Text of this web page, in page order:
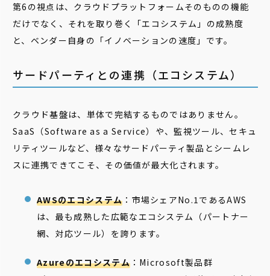
第6の視点は、クラウドプラットフォームそのものの機能
だけでなく、それを取り巻く「エコシステム」の成熟度
と、ベンダー自身の「イノベーションの速度」です。
サードパーティとの連携（エコシステム）
クラウド基盤は、単体で完結するものではありません。
SaaS（Software as a Service）や、監視ツール、セキュ
リティツールなど、様々なサードパーティ製品とシームレ
スに連携できてこそ、その価値が最大化されます。
AWSのエコシステム ：市場シェアNo.1であるAWS
は、最も成熟した広範なエコシステム（パートナー
網、対応ツール）を誇ります。
Azureのエコシステム：Microsoft製品群